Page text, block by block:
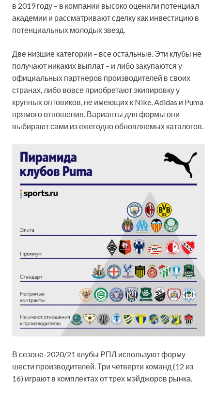
в 2019 году – в компании высоко оценили потенциал
академии и рассматривают сделку как инвестицию в
потенциальных молодых звезд.
Две низшие категории – все остальные. Эти клубы не
получают никаких выплат – и либо закупаются у
официальных партнеров производителей в своих
странах, либо вовсе приобретают экипировку у
крупных оптовиков, не имеющих к Nike, Adidas и Puma
прямого отношения. Варианты для формы они
выбирают сами из ежегодно обновляемых каталогов.
В сезоне-2020/21 клубы РПЛ используют форму
шести производителей. Три четверти команд (12 из
16) играют в комплектах от трех мэйджоров рынка.